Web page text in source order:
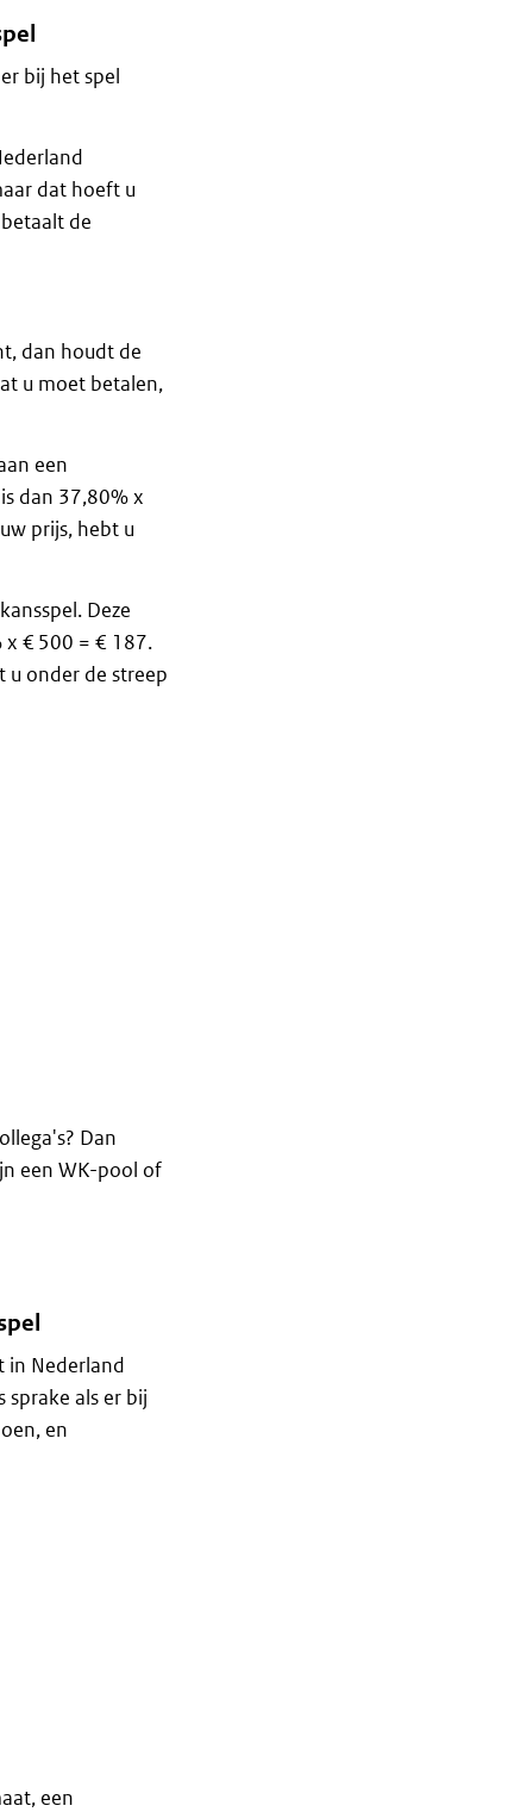
bij het spel
dat hoeft u
de
dan houdt de
u moet betalen,
een
dan 37,80% x
prijs, hebt u
Deze
x € 500 = € 187.
u onder de streep
Dan
een WK-pool of
in Nederland
sprake als er bij
en
een